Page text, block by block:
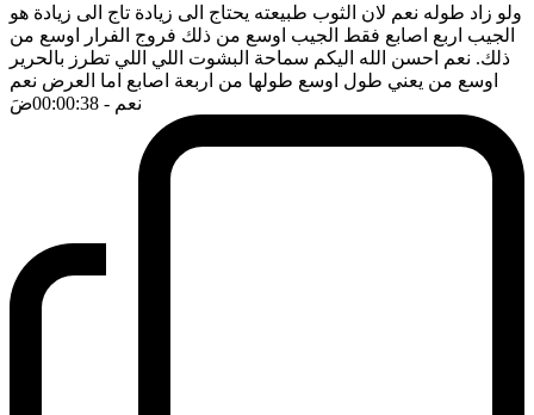
ولو زاد طوله نعم لان الثوب طبيعته يحتاج الى زيادة تاج الى زيادة هو
الجيب اربع اصابع فقط الجيب اوسع من ذلك فروج الفرار اوسع من
ذلك. نعم احسن الله اليكم سماحة البشوت اللي اللي تطرز بالحرير
اوسع من يعني طول اوسع طولها من اربعة اصابع اما العرض نعم
نعم - 00:00:38 ضَ